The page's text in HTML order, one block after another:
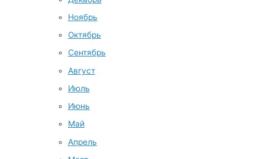
Ноябрь
Октябрь
Сентябрь
Август
Июль
Июнь
Май
Апрель